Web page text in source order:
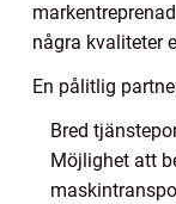
några kvaliteter
En pålitlig
Bred
Möjlighet att